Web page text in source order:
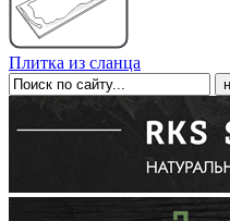
Плитка из сланца